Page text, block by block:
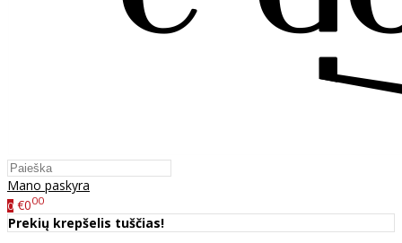
Mano paskyra
0 €000
Prekių krepšelis tuščias!